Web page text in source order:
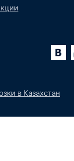
в Казахстан